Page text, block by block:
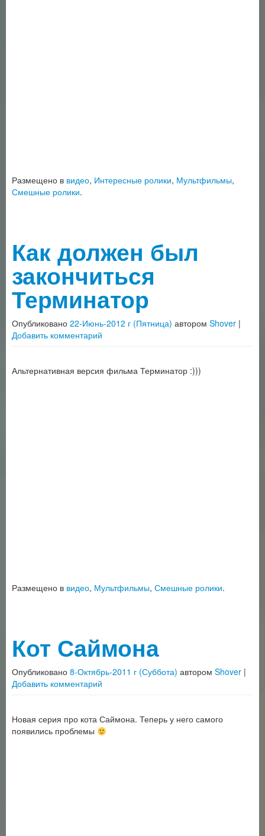
Размещено в видео, Интересные ролики, Мультфильмы,
Смешные ролики.
Как должен был
закончиться
Терминатор
Опубликовано 22-Июнь-2012 г (Пятница) автором Shover |
Добавить комментарий
Альтернативная версия фильма Терминатор :)))
Размещено в видео, Мультфильмы, Смешные ролики.
Кот Саймона
Опубликовано 8-Октябрь-2011 г (Суббота) автором Shover |
Добавить комментарий
Новая серия про кота Саймона. Теперь у него самого
появились проблемы